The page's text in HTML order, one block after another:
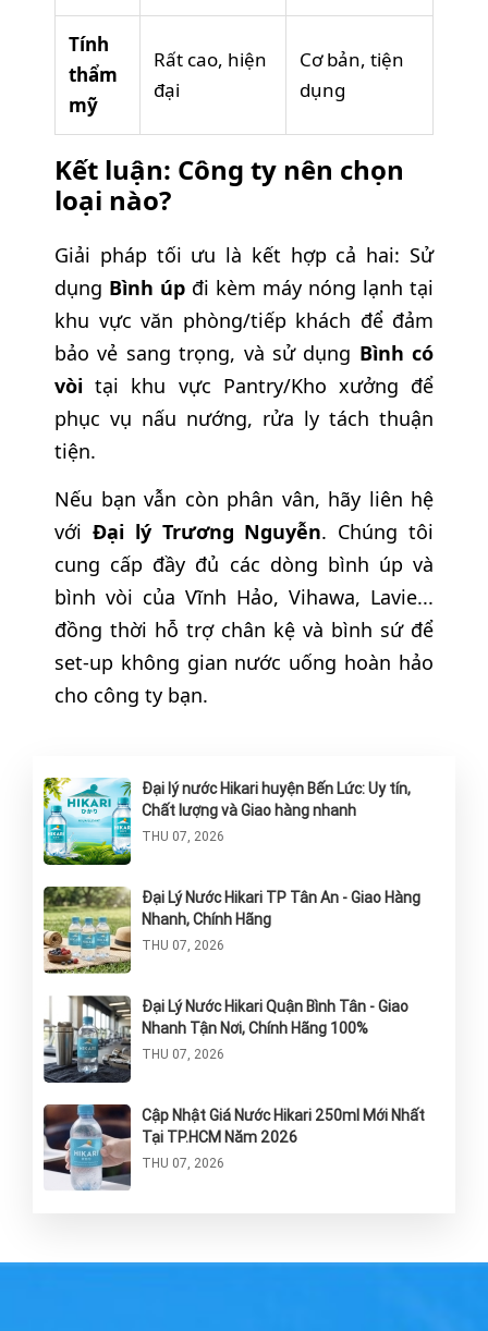
Tính
thẩm
mỹ
Rất cao, hiện
đại
Cơ bản, tiện
dụng
Kết luận: Công ty nên chọn
loại nào?
Giải pháp tối ưu là kết hợp cả hai: Sử
dụng Bình úp đi kèm máy nóng lạnh tại
khu vực văn phòng/tiếp khách để đảm
bảo vẻ sang trọng, và sử dụng Bình có
vòi tại khu vực Pantry/Kho xưởng để
phục vụ nấu nướng, rửa ly tách thuận
tiện.
Nếu bạn vẫn còn phân vân, hãy liên hệ
với Đại lý Trương Nguyễn. Chúng tôi
cung cấp đầy đủ các dòng bình úp và
bình vòi của Vĩnh Hảo, Vihawa, Lavie...
đồng thời hỗ trợ chân kệ và bình sứ để
set-up không gian nước uống hoàn hảo
cho công ty bạn.
Đại lý nước Hikari huyện Bến Lức: Uy tín,
Chất lượng và Giao hàng nhanh
THU 07, 2026
Đại Lý Nước Hikari TP Tân An - Giao Hàng
Nhanh, Chính Hãng
THU 07, 2026
Đại Lý Nước Hikari Quận Bình Tân - Giao
Nhanh Tận Nơi, Chính Hãng 100%
THU 07, 2026
Cập Nhật Giá Nước Hikari 250ml Mới Nhất
Tại TP.HCM Năm 2026
THU 07, 2026